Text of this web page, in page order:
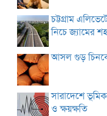
চট্টগ্রাম
নিচে জ্যামের
আসল গুড়
সারাদেশে
ও ক্ষয়ক্ষতি